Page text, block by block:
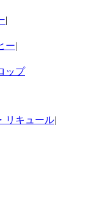
|
ー|
ップ
リキュール|